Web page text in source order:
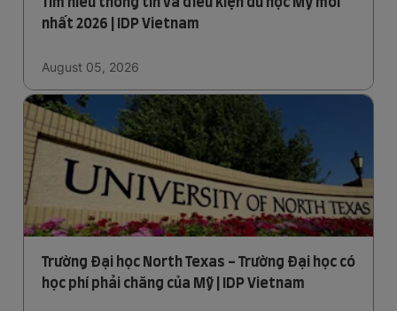
nhất 2026 | IDP Vietnam
August 05, 2026
Trường Đại học North Texas - Trường Đại học có
học phí phải chăng của Mỹ | IDP Vietnam